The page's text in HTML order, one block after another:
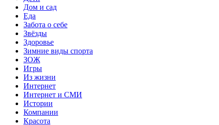
Дом и сад
Еда
Забота о себе
Звёзды
Здоровье
Зимние виды спорта
ЗОЖ
Игры
Из жизни
Интернет
Интернет и СМИ
Истории
Компании
Красота